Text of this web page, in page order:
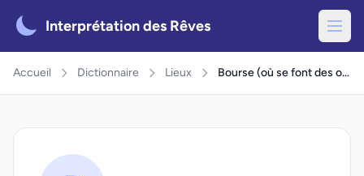
Interprétation des Rêves
Accueil Dictionnaire Lieux Bourse (où se font des opérations financières)